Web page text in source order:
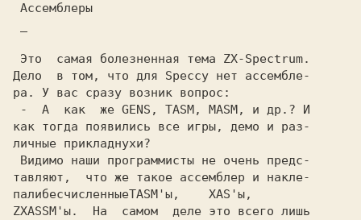
Ассемблеры
Дело  в том, что для Speccy нет ассембле-
ра. У вас сразу возник вопрос:
как тогда появились все игры, демо и раз-
личные прикладнухи?
тавляют,  что же такое ассемблер и накле-
палибесчисленныеTASM'ы,    XAS'ы,
ZXASSM'ы.  На  самом  деле это всего лишь